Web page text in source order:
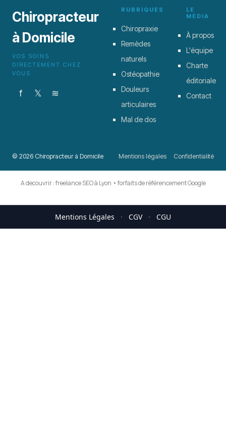
Chiropracteur
à Domicile
VOS SOINS
DIRECTEMENT CHEZ
VOUS
f 𝕏 ≋
RUBRIQUES
Chiropraxie
Remèdes
naturels
Ostéopathie
Douleurs
articulaires
Mal de dos
LE
MÉDIA
À propos
L'équipe
Charte
éditoriale
Contact
© 2026 Chiropracteur à Domicile Mentions légales Confidentialité
A decouvrir :freelance SEO à Lyon • forfaits de référencement Google
Mentions Légales · CGV · CGU